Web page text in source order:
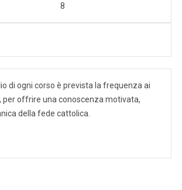
8
di ogni corso è prevista la frequenza ai
per offrire una conoscenza motivata,
della fede cattolica.